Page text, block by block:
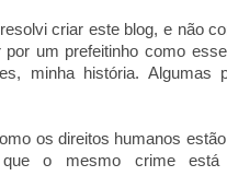
criar este blog, e não
um prefeitinho como
minha história. Algumas
os direitos humanos
que o mesmo crime está